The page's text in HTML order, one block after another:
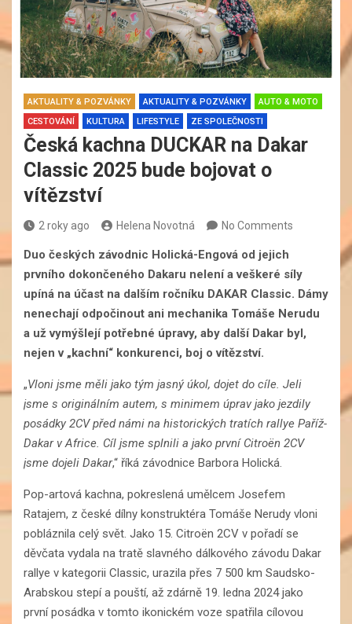
AKTUALITY & POZVÁNKY AKTUALITY & POZVÁNKY
AUTO & MOTO
CESTOVÁNÍ
KULTURA LIFESTYLE ZE SPOLEČNOSTI
Česká kachna DUCKAR na Dakar
Classic 2025 bude bojovat o
vítězství
2 roky ago Helena Novotná No Comments
Duo českých závodnic Holická-Engová od jejich
prvního dokončeného Dakaru nelení a veškeré síly
upíná na účast na dalším ročníku DAKAR Classic. Dámy
nenechají odpočinout ani mechanika Tomáše Nerudu
a už vymýšlejí potřebné úpravy, aby další Dakar byl,
nejen v „kachní“ konkurenci, boj o vítězství.
„Vloni jsme měli jako tým jasný úkol, dojet do cíle. Jeli
jsme s originálním autem, s minimem úprav jako jezdily
posádky 2CV před námi na historických tratích rallye Paříž-
Dakar v Africe. Cíl jsme splnili a jako první Citroën 2CV
jsme dojeli Dakar,“ říká závodnice Barbora Holická.
Pop-artová kachna, pokreslená umělcem Josefem
Ratajem, z české dílny konstruktéra Tomáše Nerudy vloni
pobláznila celý svět. Jako 15. Citroën 2CV v pořadí se
děvčata vydala na tratě slavného dálkového závodu Dakar
rallye v kategorii Classic, urazila přes 7 500 km Saudsko-
Arabskou stepí a pouští, až zdárně 19. ledna 2024 jako
první posádka v tomto ikonickém voze spatřila cílovou